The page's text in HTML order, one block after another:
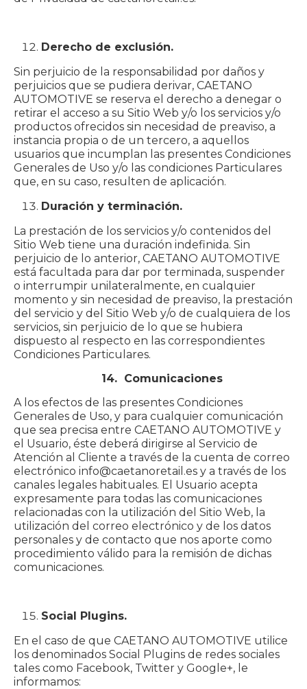
Derecho de exclusión.
Sin perjuicio de la responsabilidad por daños y
perjuicios que se pudiera derivar, CAETANO
AUTOMOTIVE se reserva el derecho a denegar o
retirar el acceso a su Sitio Web y/o los servicios y/o
productos ofrecidos sin necesidad de preaviso, a
instancia propia o de un tercero, a aquellos
usuarios que incumplan las presentes Condiciones
Generales de Uso y/o las condiciones Particulares
que, en su caso, resulten de aplicación.
Duración y terminación.
La prestación de los servicios y/o contenidos del
Sitio Web tiene una duración indefinida. Sin
perjuicio de lo anterior, CAETANO AUTOMOTIVE
está facultada para dar por terminada, suspender
o interrumpir unilateralmente, en cualquier
momento y sin necesidad de preaviso, la prestación
del servicio y del Sitio Web y/o de cualquiera de los
servicios, sin perjuicio de lo que se hubiera
dispuesto al respecto en las correspondientes
Condiciones Particulares.
14. Comunicaciones
A los efectos de las presentes Condiciones
Generales de Uso, y para cualquier comunicación
que sea precisa entre CAETANO AUTOMOTIVE y
el Usuario, éste deberá dirigirse al Servicio de
Atención al Cliente a través de la cuenta de correo
electrónico info@caetanoretail.es y a través de los
canales legales habituales. El Usuario acepta
expresamente para todas las comunicaciones
relacionadas con la utilización del Sitio Web, la
utilización del correo electrónico y de los datos
personales y de contacto que nos aporte como
procedimiento válido para la remisión de dichas
comunicaciones.
Social Plugins.
En el caso de que CAETANO AUTOMOTIVE utilice
los denominados Social Plugins de redes sociales
tales como Facebook, Twitter y Google+, le
informamos: